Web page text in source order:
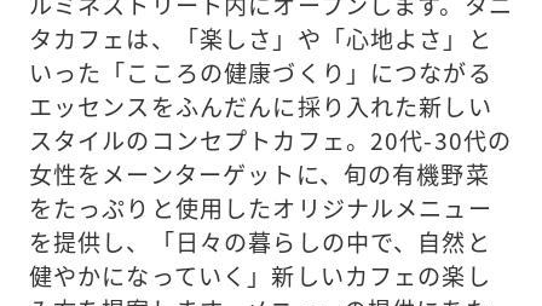
タカフェは、「楽しさ」や「心地よさ」と
いった「こころの健康づくり」につながる
エッセンスをふんだんに採り入れた新しい
スタイルのコンセプトカフェ。20代-30代の
女性をメーンターゲットに、旬の有機野菜
をたっぷりと使用したオリジナルメニュー
を提供し、「日々の暮らしの中で、自然と
健やかになっていく」新しいカフェの楽し